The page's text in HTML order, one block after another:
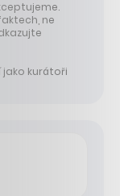
ne
jako kurátoři